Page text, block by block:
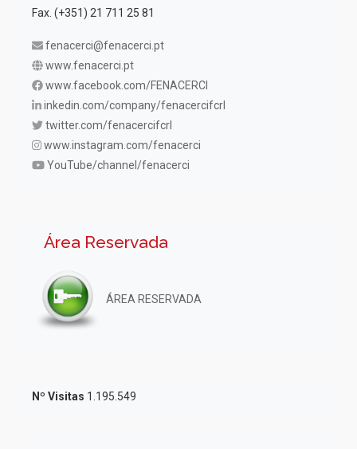
Fax. (+351) 21 711 25 81
fenacerci@fenacerci.pt
www.fenacerci.pt
www.facebook.com/FENACERCI
inkedin.com/company/fenacercifcrl
twitter.com/fenacercifcrl
www.instagram.com/fenacerci
YouTube/channel/fenacerci
Área Reservada
ÁREA RESERVADA
Nº Visitas 1.195.549